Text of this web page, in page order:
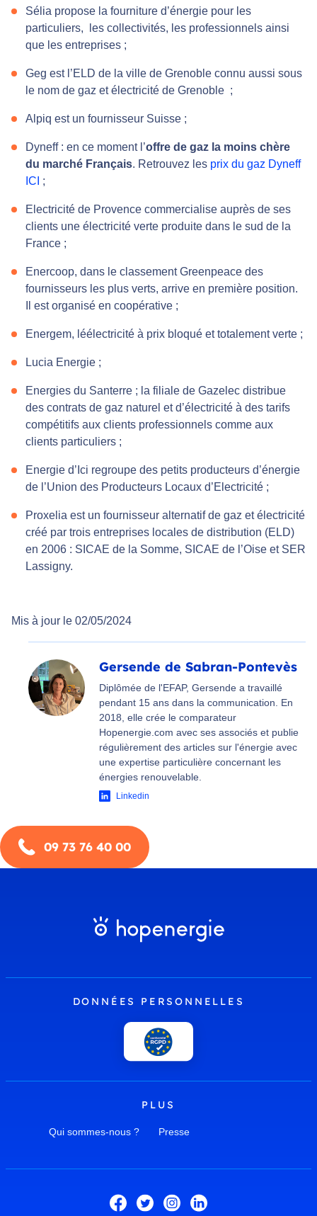
Sélia propose la fourniture d’énergie pour les
particuliers, les collectivités, les professionnels ainsi
que les entreprises ;
Geg est l’ELD de la ville de Grenoble connu aussi sous
le nom de gaz et électricité de Grenoble ;
Alpiq est un fournisseur Suisse ;
Dyneff : en ce moment l’offre de gaz la moins chère
du marché Français. Retrouvez les prix du gaz Dyneff
ICI ;
Electricité de Provence commercialise auprès de ses
clients une électricité verte produite dans le sud de la
France ;
Enercoop, dans le classement Greenpeace des
fournisseurs les plus verts, arrive en première position.
Il est organisé en coopérative ;
Energem, léélectricité à prix bloqué et totalement verte ;
Lucia Energie ;
Energies du Santerre ; la filiale de Gazelec distribue
des contrats de gaz naturel et d’électricité à des tarifs
compétitifs aux clients professionnels comme aux
clients particuliers ;
Energie d’Ici regroupe des petits producteurs d’énergie
de l’Union des Producteurs Locaux d’Electricité ;
Proxelia est un fournisseur alternatif de gaz et électricité
créé par trois entreprises locales de distribution (ELD)
en 2006 : SICAE de la Somme, SICAE de l’Oise et SER
Lassigny.
Mis à jour le 02/05/2024
Gersende de Sabran-Pontevès
Diplômée de l'EFAP, Gersende a travaillé
pendant 15 ans dans la communication. En
2018, elle crée le comparateur
Hopenergie.com avec ses associés et publie
régulièrement des articles sur l'énergie avec
une expertise particulière concernant les
énergies renouvelable.
Linkedin
09 73 76 40 00
DONNÉES PERSONNELLES
PLUS
Qui sommes-nous ? Presse